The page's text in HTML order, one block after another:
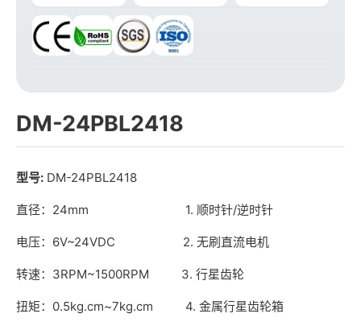
DM-24PBL2418
型号: DM-24PBL2418
直径：24mm 1. 顺时针/逆时针
电压：6V~24VDC 2. 无刷直流电机
转速：3RPM~1500RPM 3. 行星齿轮
扭矩：0.5kg.cm~7kg.cm 4. 金属行星齿轮箱